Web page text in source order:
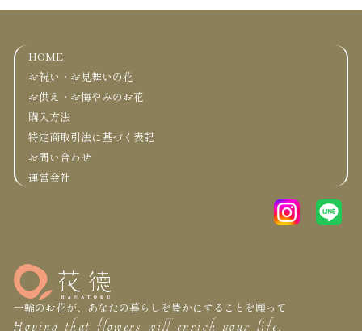
HOME
お祝い・お見舞いの花
お供え・お悔やみのお花
購入方法
特定商取引法に基づく表記
お問い合わせ
運営会社
一輪のお花が、あなたの暮らしを豊かにすることを願って
Hoping that flowers will enrich your life.